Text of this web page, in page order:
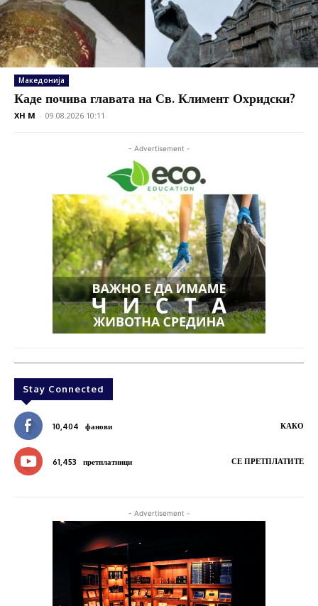
Македонија
Каде почива главата на Св. Климент Охридски?
XH M - 09.08.2026 10:11
- Advertisement -
Stay Connected
10,404 фанови КАКО
61,453 претплатници СЕ ПРЕТПЛАТИТЕ
- Advertisement -